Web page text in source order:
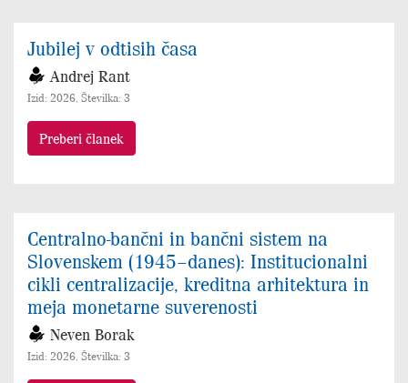
Jubilej v odtisih časa
Andrej Rant
Izid: 2026, Številka: 3
Preberi članek
Centralno-bančni in bančni sistem na
Slovenskem (1945–danes): Institucionalni
cikli centralizacije, kreditna arhitektura in
meja monetarne suverenosti
Neven Borak
Izid: 2026, Številka: 3